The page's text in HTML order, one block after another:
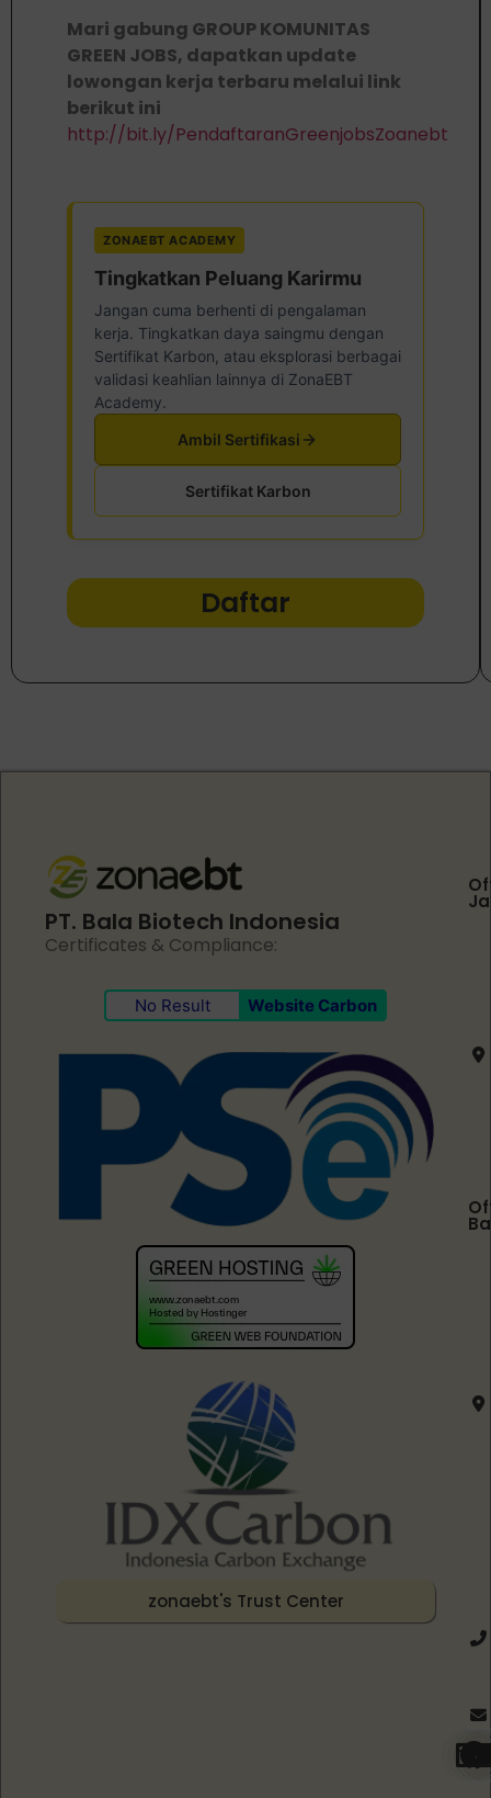
Mari gabung GROUP KOMUNITAS
GREEN JOBS, dapatkan update
lowongan kerja terbaru melalui link
berikut ini
http://bit.ly/PendaftaranGreenjobsZoanebt
ZONAEBT ACADEMY
Tingkatkan Peluang Karirmu
Jangan cuma berhenti di pengalaman
kerja. Tingkatkan daya saingmu dengan
Sertifikat Karbon, atau eksplorasi berbagai
validasi keahlian lainnya di ZonaEBT
Academy.
Sertifikat Karbon
Ambil Sertifikasi
Daftar
PT. Bala Biotech Indonesia
Certificates & Compliance:
No Result Website Carbon
zonaebt's Trust Center